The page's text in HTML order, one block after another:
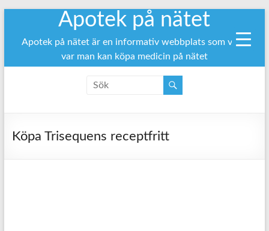
innehåll
Apotek på nätet
Apotek på nätet är en informativ webbplats som visar
var man kan köpa medicin på nätet
Köpa Trisequens receptfritt